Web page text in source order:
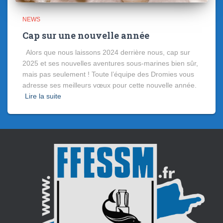
NEWS
Cap sur une nouvelle année
Alors que nous laissons 2024 derrière nous, cap sur
2025 et ses nouvelles aventures sous-marines bien sûr,
mais pas seulement ! Toute l’équipe des Dromies vous
adresse ses meilleurs vœux pour cette nouvelle année.
Lire la suite